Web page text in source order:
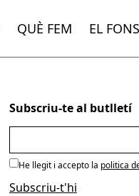
QUÈ FEM EL FONS
Subscriu-te al butlletí
He llegit i accepto la politica